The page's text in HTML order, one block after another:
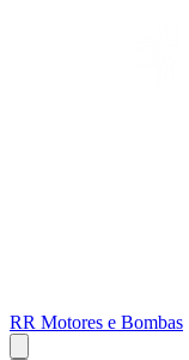
RR Motores e Bombas